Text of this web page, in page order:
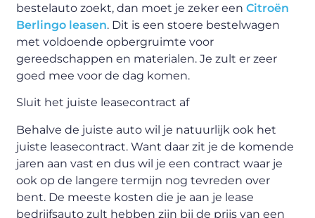
bestelauto zoekt, dan moet je zeker eenCitroën
Berlingo leasen. Dit is een stoere bestelwagen
met voldoende opbergruimte voor
gereedschappen en materialen. Je zult er zeer
goed mee voor de dag komen.
Sluit het juiste leasecontract af
Behalve de juiste auto wil je natuurlijk ook het
juiste leasecontract. Want daar zit je de komende
jaren aan vast en dus wil je een contract waar je
ook op de langere termijn nog tevreden over
bent. De meeste kosten die je aan je lease
bedrijfsauto zult hebben zijn bij de prijs van een